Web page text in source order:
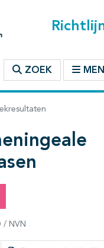
ZOEK
/ NVN
richtlijn
dichtklappen